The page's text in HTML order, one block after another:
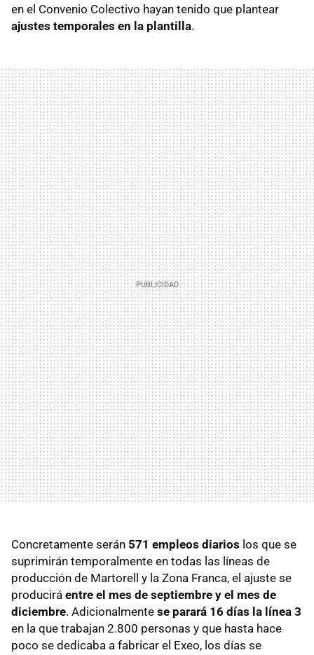
en el Convenio Colectivo hayan tenido que plantear
ajustes temporales en la plantilla.
Concretamente serán 571 empleos diarios los que se
suprimirán temporalmente en todas las líneas de
producción de Martorell y la Zona Franca, el ajuste se
producirá entre el mes de septiembre y el mes de
diciembre. Adicionalmente se parará 16 días la línea 3
en la que trabajan 2.800 personas y que hasta hace
poco se dedicaba a fabricar el Exeo, los días se